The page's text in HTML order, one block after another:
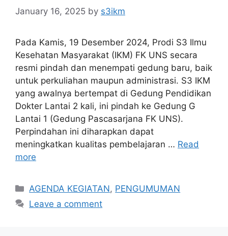
January 16, 2025 by s3ikm
Pada Kamis, 19 Desember 2024, Prodi S3 Ilmu
Kesehatan Masyarakat (IKM) FK UNS secara
resmi pindah dan menempati gedung baru, baik
untuk perkuliahan maupun administrasi. S3 IKM
yang awalnya bertempat di Gedung Pendidikan
Dokter Lantai 2 kali, ini pindah ke Gedung G
Lantai 1 (Gedung Pascasarjana FK UNS).
Perpindahan ini diharapkan dapat
meningkatkan kualitas pembelajaran … Read
more
Categories
AGENDA KEGIATAN, PENGUMUMAN
Leave a comment